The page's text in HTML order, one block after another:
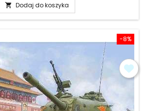
 Dodaj do koszyka
-8%